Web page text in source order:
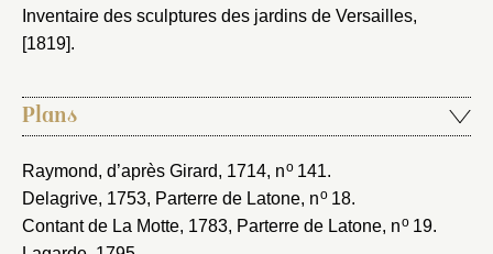
Inventaire des sculptures des jardins de Versailles,
[1819].
Plans
Raymond, d’après Girard, 1714, no141.
Delagrive, 1753, Parterre de Latone, no18.
Contant de La Motte, 1783, Parterre de Latone, no19.